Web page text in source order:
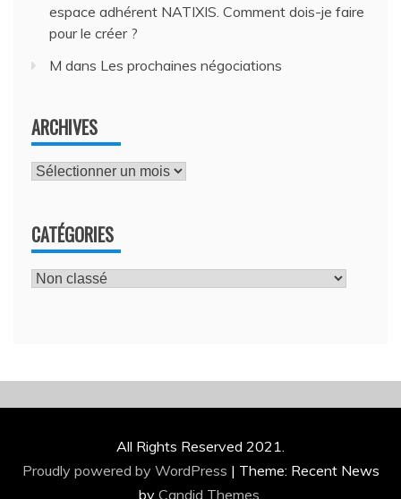
espace adhérent NATIXIS. Comment dois-je faire
pour le créer ?
M dans Les prochaines négociations
ARCHIVES
Archives
CATÉGORIES
Catégories
All Rights Reserved 2021.
Proudly powered by WordPress | Theme: Recent News
by Candid Themes